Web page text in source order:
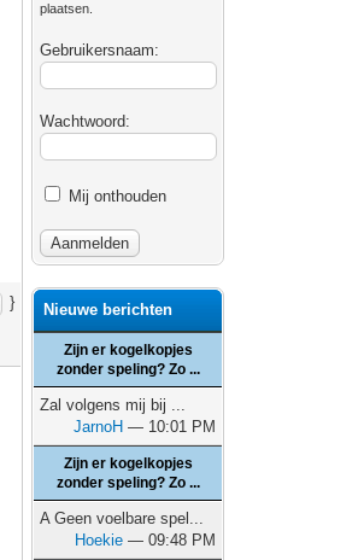
}
plaatsen.
Gebruikersnaam:
Wachtwoord:
Mij onthouden
Nieuwe berichten
Zijn er kogelkopjes
zonder speling? Zo ...
Zal volgens mij bij ...
JarnoH — 10:01 PM
Zijn er kogelkopjes
zonder speling? Zo ...
A Geen voelbare spel...
Hoekie — 09:48 PM